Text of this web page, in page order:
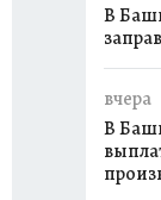
В
вчера
В